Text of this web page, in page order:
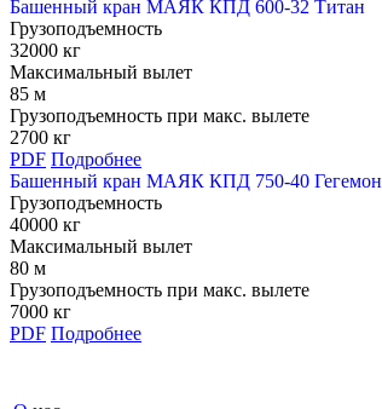
Башенный кран МАЯК КПД 600-32 Титан
Грузоподъемность
32000 кг
Максимальный вылет
85 м
Грузоподъемность при макс. вылете
2700 кг
PDF Подробнее
Башенный кран МАЯК КПД 750-40 Гегемон
Грузоподъемность
40000 кг
Максимальный вылет
80 м
Грузоподъемность при макс. вылете
7000 кг
PDF Подробнее